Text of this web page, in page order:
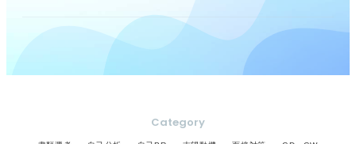
Category